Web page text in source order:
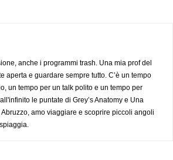
anche i programmi trash. Una mia prof del
aperta e guardare sempre tutto. C’è un tempo
un tempo per un talk polito e un tempo per
le puntate di Grey’s Anatomy e Una
amo viaggiare e scoprire piccoli angoli